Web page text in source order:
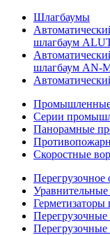
Шлагбаумы
шлагбаум
шлагбаум AN-
Промышленные
Серии
Панорамные
Скоростные
Перегрузочное